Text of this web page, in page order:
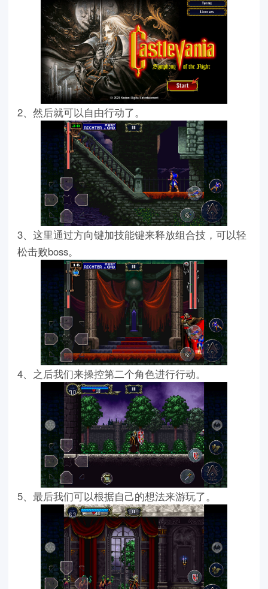
2、然后就可以自由行动了。
3、这里通过方向键加技能键来释放组合技，可以轻
松击败boss。
4、之后我们来操控第二个角色进行行动。
5、最后我们可以根据自己的想法来游玩了。